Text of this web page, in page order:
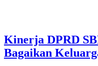
Kinerja DPRD
Bagaikan